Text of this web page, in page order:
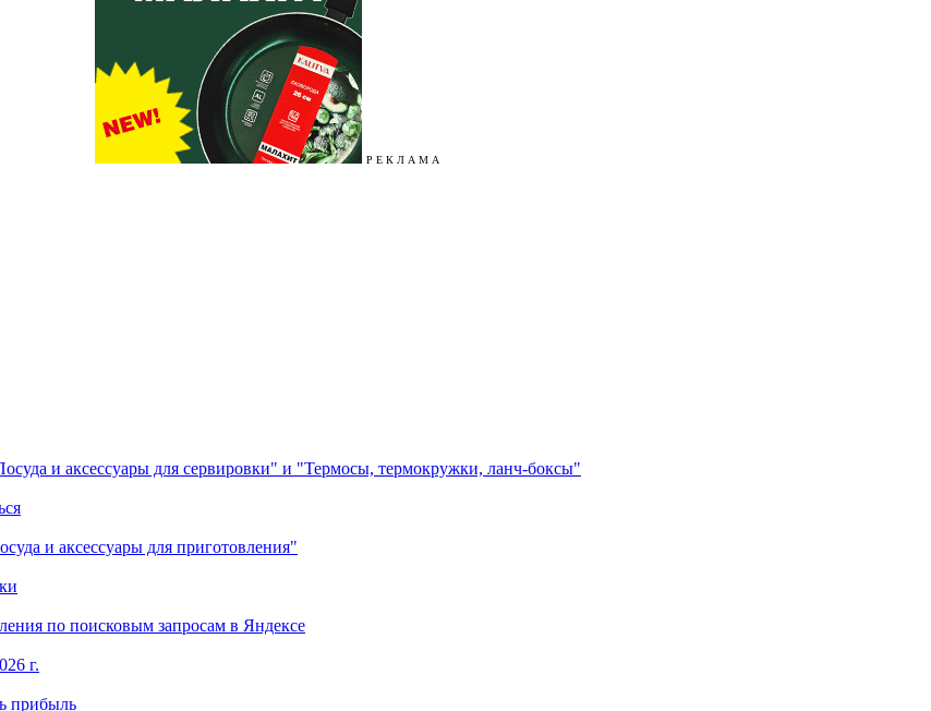
Р Е К Л А М А
и аксессуары для сервировки" и "Термосы, термокружки, ланч-боксы"
и аксессуары для приготовления"
по поисковым запросам в Яндексе
г.
прибыль